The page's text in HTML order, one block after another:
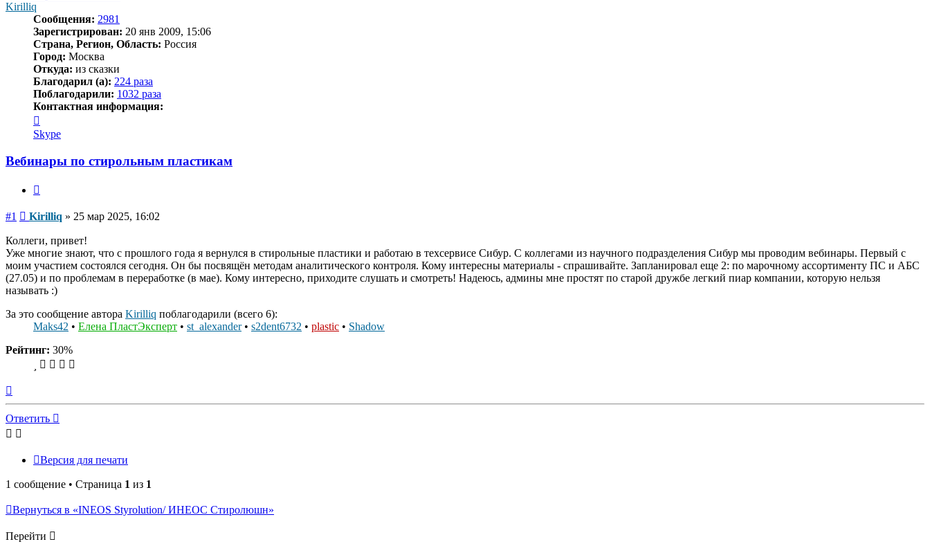
Kirilliq
Сообщения: 2981
Зарегистрирован: 20 янв 2009, 15:06
Страна, Регион, Область: Россия
Город: Москва
Откуда: из сказки
Благодарил (а): 224 раза
Поблагодарили: 1032 раза
Контактная информация:
информация
пользователя
Skype
Вебинары по стирольным пластикам
#1 Сообщение
Kirilliq » 25 мар 2025, 16:02
Коллеги, привет!
Уже многие знают, что с прошлого года я вернулся в стирольные пластики и работаю в техсервисе Сибур. С коллегами из научного подразделения Сибур мы проводим вебинары. Первый с
моим участием состоялся сегодня. Он бы посвящён методам аналитического контроля. Кому интересны материалы - спрашивайте. Запланировал еще 2: по марочному ассортименту ПС и АБС
(27.05) и по проблемам в переработке (в мае). Кому интересно, приходите слушать и смотреть! Надеюсь, админы мне простят по старой дружбе легкий пиар компании, которую нельзя
называть :)
За это сообщение автора Kirilliq поблагодарили (всего 6):
Maks42 • Елена ПластЭксперт • st_alexander• s2dent6732 • plastic • Shadow
Рейтинг: 30%
началу
Ответить
Версия для печати
1 сообщение • Страница 1 из 1
Вернуться в «INEOS Styrolution/ ИНЕОС Стиролюшн»
Перейти